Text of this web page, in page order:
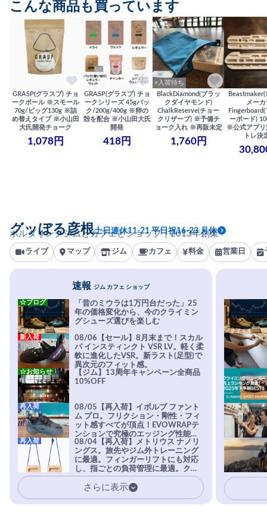
こんな商品も買っています
GRASP(グラスプ) チョ
ークボール ※スモール
70g/ビッグ130g ※詰
め替えタイプ ※小山田
大氏開発チョーク
1,078円
GRASP(グラスプ) チョ
ークシリーズ 45gパッ
ク/200g/400g ※卵の
殻を配合 ※小山田大氏
開発
418円
×入荷待ち
BlackDiamond(ブラッ
クダイヤモンド)
ChalkReserve(チョー
クリザーブ) ※予備チ
ョーク入れ ※再販未定
1,760円
メーカ
ーボード)
※公式アプ
トレ決
ボルダリングジムとカフェとショップ｜2013年創業
グッぼる彦根土日連休11-21 平日祝16-23 月休
ライブ マップ ジム カフェ 料金 営業日
速報 ジム カフェ ショップ
「昔のミウラは1万円台だった」25
年の価格変化から、今のクライミン
グシューズ選びを楽しむ
☆ブログ
08/06【セール】8月末まで！スカル
パ インスティンクト VSR LV。軽く柔
軟に進化したVSR。新ラスト(足型)で
異次元のフィット感。
新入荷
【ジム】13周年キャンペーン全商品
10%OFF
☆お知らせ
08/05【再入荷】イボルブ ファント
ム プロ。フリクション・剛性・フィ
ット感すべてが頂点！EVOWRAPテ
ンションで究極のエッジング性能を
実現。進化系ラバーEvo-74はTRAX
を凌駕する粘着力で極小ホールドに
安心感。
再入荷
08/04【再入荷】メトリウス ナノリ
ングス。旅先やジム外トレーニング
に最適。フィンガーリフトにも対応
し、指ごとの負荷管理に最適。クラ
イマーの指を本気で鍛えるギア。
再入荷
さらに表示